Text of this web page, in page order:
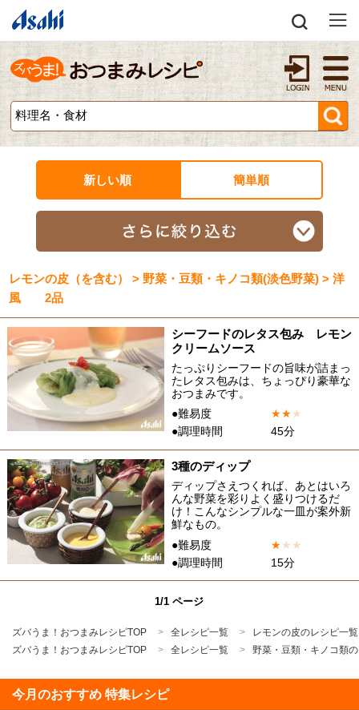
新しい順 簡単順
レモンの皮（を含む） > 野菜・豆類・キノコ類(淡色野菜) > 洋
風 2品
シーフードのレタス包み レモン
クリームソース
たっぷりシーフードの旨味が詰まっ
たレタス包みは、ちょっぴり豪華な
おつまみです。
●難易度
★★★
●調理時間
45分
3種のディップ
ディップさえつくれば、あとはいろ
んな野菜を彩りよく盛りつけるだ
け！こんなシンプルな一皿が案外新
鮮なもの。
●難易度
★★ ★
●調理時間
15分
1/1 ページ
ズバうま！おつまみレシピTOP 全レシピ一覧
レモンの皮のレシピ一覧
ズバうま！おつまみレシピTOP
全レシピ一覧 野菜・豆類・キノコ類
今月のおすすめ 特集レシピ